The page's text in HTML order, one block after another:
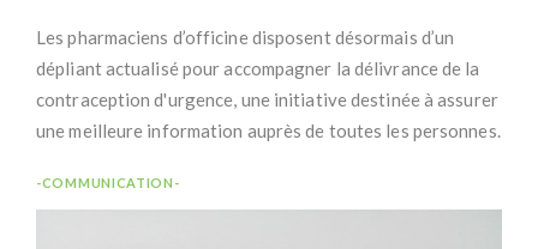
Les pharmaciens d’officine disposent désormais d’un
dépliant actualisé pour accompagner la délivrance de la
contraception d'urgence, une initiative destinée à assurer
une meilleure information auprès de toutes les personnes.
-COMMUNICATION-